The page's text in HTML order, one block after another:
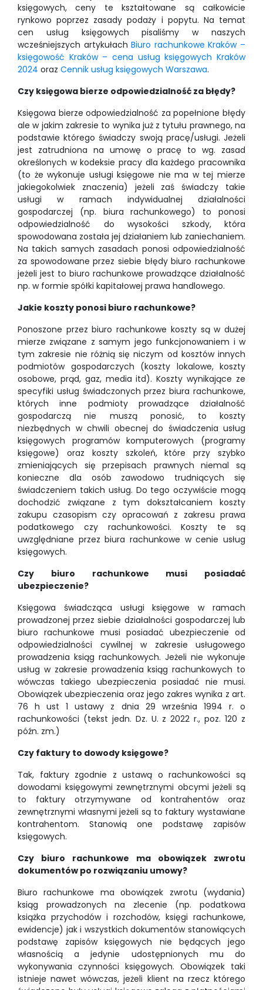
księgowych, ceny te kształtowane są całkowicie
rynkowo poprzez zasady podaży i popytu. Na temat
cen usług księgowych pisaliśmy w naszych
wcześniejszych artykułachBiuro rachunkowe Kraków –
księgowość Kraków – cena usług księgowych Kraków
2024 oraz Cennik usług księgowych Warszawa.
Czy księgowa bierze odpowiedzialność za błędy?
Księgowa bierze odpowiedzialność za popełnione błędy
ale w jakim zakresie to wynika już z tytułu prawnego, na
podstawie którego świadczy swoją pracę/usługi. Jeżeli
jest zatrudniona na umowę o pracę to wg. zasad
określonych w kodeksie pracy dla każdego pracownika
(to że wykonuje usługi księgowe nie ma w tej mierze
jakiegokolwiek znaczenia) jeżeli zaś świadczy takie
usługi w ramach indywidualnej działalności
gospodarczej (np. biura rachunkowego) to ponosi
odpowiedzialność do wysokości szkody, która
spowodowana została jej działaniem lub zaniechaniem.
Na takich samych zasadach ponosi odpowiedzialność
za spowodowane przez siebie błędy biuro rachunkowe
jeżeli jest to biuro rachunkowe prowadzące działalność
np. w formie spółki kapitałowej prawa handlowego.
Jakie koszty ponosi biuro rachunkowe?
Ponoszone przez biuro rachunkowe koszty są w dużej
mierze związane z samym jego funkcjonowaniem i w
tym zakresie nie różnią się niczym od kosztów innych
podmiotów gospodarczych (koszty lokalowe, koszty
osobowe, prąd, gaz, media itd). Koszty wynikające ze
specyfiki usług świadczonych przez biura rachunkowe,
których inne podmioty prowadzące działalność
gospodarczą nie muszą ponosić, to koszty
niezbędnych w chwili obecnej do świadczenia usług
księgowych programów komputerowych (programy
księgowe) oraz koszty szkoleń, które przy szybko
zmieniających się przepisach prawnych niemal są
konieczne dla osób zawodowo trudniących się
świadczeniem takich usług. Do tego oczywiście mogą
dochodzić związane z tym dokształcaniem koszty
zakupu czasopism czy opracowań z zakresu prawa
podatkowego czy rachunkowości. Koszty te są
uwzględniane przez biura rachunkowe w cenie usług
księgowych.
Czy biuro rachunkowe musi posiadać
ubezpieczenie?
Księgowa świadcząca usługi księgowe w ramach
prowadzonej przez siebie działalności gospodarczej lub
biuro rachunkowe musi posiadać ubezpieczenie od
odpowiedzialności cywilnej w zakresie usługowego
prowadzenia ksiąg rachunkowych. Jeżeli nie wykonuje
usług w zakresie prowadzenia ksiąg rachunkowych to
wówczas takiego ubezpieczenia posiadać nie musi.
Obowiązek ubezpieczenia oraz jego zakres wynika z art.
76 h ust 1 ustawy z dnia 29 września 1994 r. o
rachunkowości (tekst jedn. Dz. U. z 2022 r., poz. 120 z
późn. zm.)
Czy faktury to dowody księgowe?
Tak, faktury zgodnie z ustawą o rachunkowości są
dowodami księgowymi zewnętrznymi obcymi jeżeli są
to faktury otrzymywane od kontrahentów oraz
zewnętrznymi własnymi jeżeli są to faktury wystawiane
kontrahentom. Stanowią one podstawę zapisów
księgowych.
Czy biuro rachunkowe ma obowiązek zwrotu
dokumentów po rozwiązaniu umowy?
Biuro rachunkowe ma obowiązek zwrotu (wydania)
ksiąg prowadzonych na zlecenie (np. podatkowa
książka przychodów i rozchodów, księgi rachunkowe,
ewidencje) jak i wszystkich dokumentów stanowiących
podstawę zapisów księgowych nie będących jego
własnością a jedynie udostępnionych mu do
wykonywania czynności księgowych. Obowiązek taki
istnieje nawet wówczas, jeżeli klient na rzecz którego